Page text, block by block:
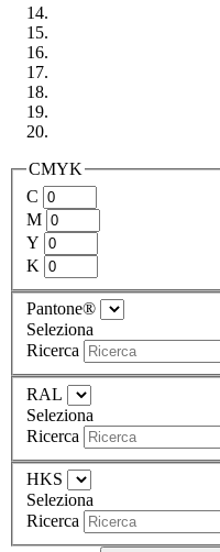
CMYK
C
M
Y
K
Pantone®
Seleziona
Ricerca
RAL
Seleziona
Ricerca
HKS
Seleziona
Ricerca